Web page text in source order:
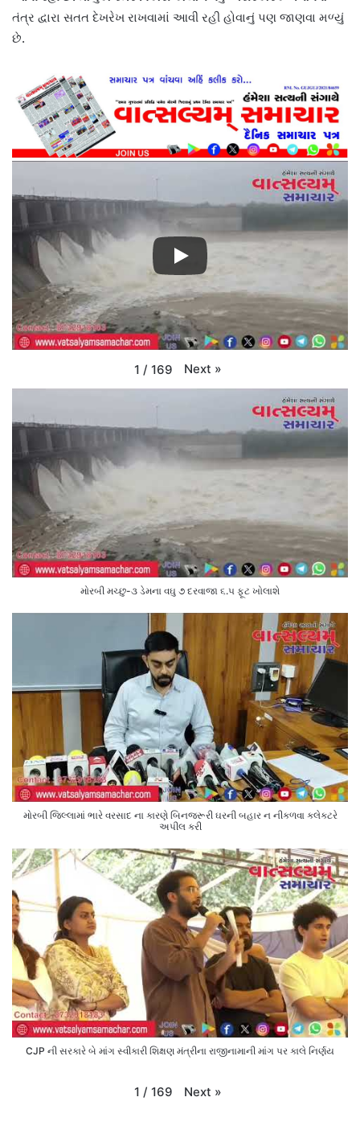
તંત્ર દ્વારા સતત દેખરેખ રાખવામાં આવી રહી હોવાનું પણ જાણવા મળ્યું
છે.
1 / 169 Next »
મોરબી મચ્છુ-૩ ડેમના વઘુ ૭ દરવાજા ૬.૫ ફૂટ ખોલાશે
મોરબી જિલ્લામાં ભારે વરસાદ ના કારણે બિનજરૂરી ઘરની બહાર ન નીકળવા કલેક્ટરે
અપીલ કરી
CJP ની સરકારે બે માંગ સ્વીકારી શિક્ષણ મંત્રીના રાજીનામાની માંગ પર કાલે નિર્ણય
1 / 169 Next »